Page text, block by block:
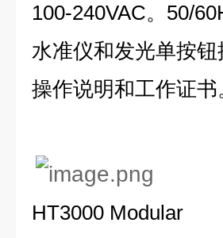
100-240VAC。50/
水准仪和发光单按钮
操作说明和工作证书
HT3000 Modular